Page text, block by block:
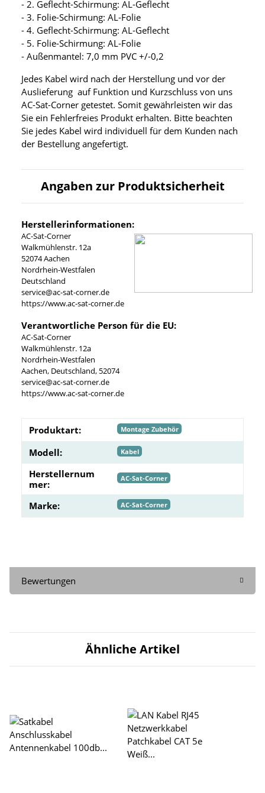
- 2. Geflecht-Schirmung: AL-Geflecht
- 3. Folie-Schirmung: AL-Folie
- 4. Geflecht-Schirmung: AL-Geflecht
- 5. Folie-Schirmung: AL-Folie
- Außenmantel: 7,0 mm PVC +/-0,2
Jedes Kabel wird nach der Herstellung und vor der
Auslieferung auf Funktion und Kurzschluss von uns
AC-Sat-Corner getestet. Somit gewährleisten wir das
Sie ein Fehlerfreies Produkt erhalten. Bitte beachten
Sie jedes Kabel wird individuell für dem Kunden nach
der Bestellung angefertigt.
Angaben zur Produktsicherheit
Herstellerinformationen:
AC-Sat-Corner
Walkmühlenstr. 12a
52074 Aachen
Nordrhein-Westfalen
Deutschland
service@ac-sat-corner.de
https://www.ac-sat-corner.de
Verantwortliche Person für die EU:
AC-Sat-Corner
Walkmühlenstr. 12a
Nordrhein-Westfalen
Aachen, Deutschland, 52074
service@ac-sat-corner.de
https://www.ac-sat-corner.de
Produktart: Montage Zubehör
Modell: Kabel
Herstellernum
mer:
AC-Sat-Corner
Marke: AC-Sat-Corner
Bewertungen
Ähnliche Artikel